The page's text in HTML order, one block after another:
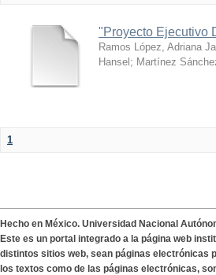
"Proyecto Ejecutivo
Ramos López, Adriana
Hansel ; Martínez
1
Hecho en México. Universidad Nacional
Este es un portal integrado a la página web
distintos sitios web, sean páginas electrónicas
los textos como de las páginas electrónicas,